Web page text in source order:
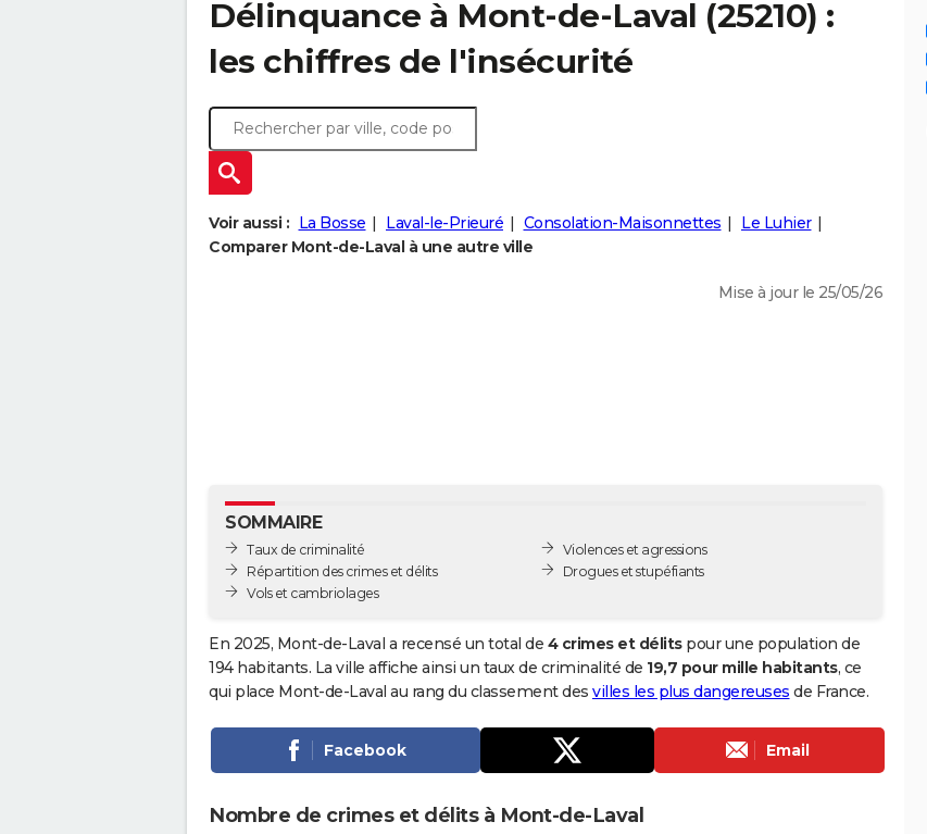
Délinquance à Mont-de-Laval (25210) :
les chiffres de l'insécurité
Voir aussi : La Bosse Laval-le-Prieuré Consolation-Maisonnettes
Le Luhier
Comparer Mont-de-Laval à une autre ville
Mise à jour le 25/05/26
SOMMAIRE
Taux de criminalité
Répartition des crimes et délits
Vols et cambriolages
Violences et agressions
Drogues et stupéfiants
En 2025, Mont-de-Laval a recensé un total de 4 crimes et délitspour une population de
194 habitants. La ville affiche ainsi un taux de criminalité de 19,7 pour mille habitants, ce
qui place Mont-de-Laval au rang du classement des villes les plus dangereuses de France.
Facebook Email
Nombre de crimes et délits à Mont-de-Laval